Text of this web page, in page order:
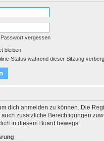
vergessen
bleiben
Status während dieser Sitzung
dich anmelden zu können. Die
zusätzliche Berechtigungen
in diesem Board bewegst.